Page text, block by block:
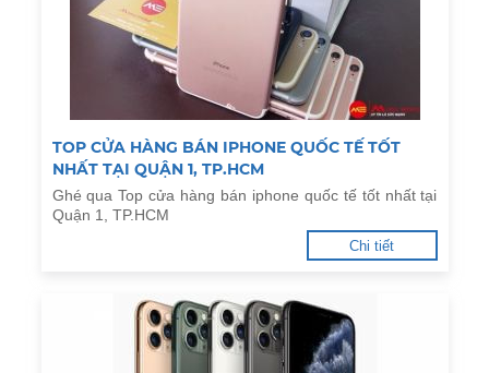
TOP CỬA HÀNG BÁN IPHONE QUỐC TẾ TỐT
NHẤT TẠI QUẬN 1, TP.HCM
Ghé qua Top cửa hàng bán iphone quốc tế tốt nhất tại
Quận 1, TP.HCM
Chi tiết